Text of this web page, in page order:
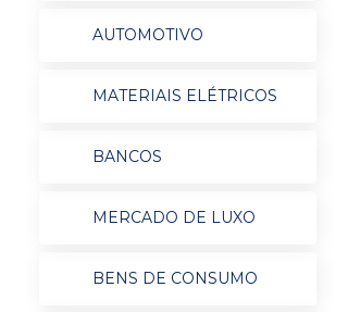
AUTOMOTIVO
MATERIAIS ELÉTRICOS
BANCOS
MERCADO DE LUXO
BENS DE CONSUMO